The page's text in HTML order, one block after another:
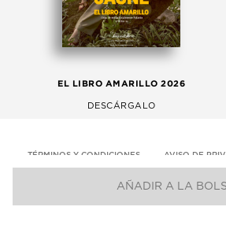
AÑADIR A LA
EL LIBRO AMARILLO 2026
DESCÁRGALO
TÉRMINOS Y CONDICIONES AVISO DE